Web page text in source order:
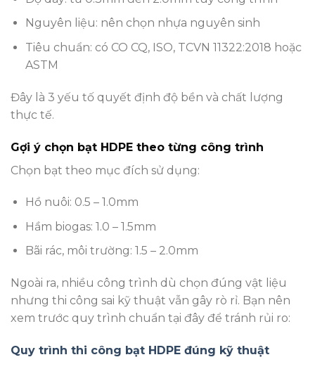
Nguyên liệu: nên chọn nhựa nguyên sinh
Tiêu chuẩn: có CO CQ, ISO, TCVN 11322:2018 hoặc
ASTM
Đây là 3 yếu tố quyết định độ bền và chất lượng
thực tế.
Gợi ý chọn bạt HDPE theo từng công trình
Chọn bạt theo mục đích sử dụng:
Hồ nuôi: 0.5 – 1.0mm
Hầm biogas: 1.0 – 1.5mm
Bãi rác, môi trường: 1.5 – 2.0mm
Ngoài ra, nhiều công trình dù chọn đúng vật liệu
nhưng thi công sai kỹ thuật vẫn gây rò rỉ. Bạn nên
xem trước quy trình chuẩn tại đây để tránh rủi ro:
Quy trình thi công bạt HDPE đúng kỹ thuật